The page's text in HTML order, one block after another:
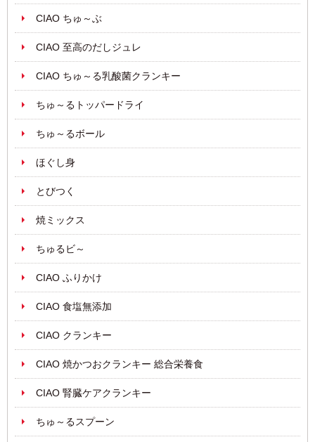
CIAO ちゅ～ぶ
CIAO 至高のだしジュレ
CIAO ちゅ～る乳酸菌クランキー
ちゅ～るトッパードライ
ちゅ～るボール
ほぐし身
とびつく
焼ミックス
ちゅるビ～
CIAO ふりかけ
CIAO 食塩無添加
CIAO クランキー
CIAO 焼かつおクランキー 総合栄養食
CIAO 腎臓ケアクランキー
ちゅ～るスプーン